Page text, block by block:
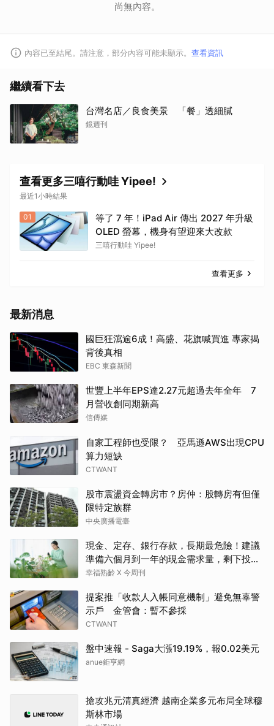
尚無內容。
內容已至結尾。請注意，部分內容可能未顯示。 查看資訊
繼續看下去
台灣名店／良食美景 「餐」透細膩
鏡週刊
查看更多三嘻行動哇 Yipee!
最近1小時結果
01
等了 7 年！iPad Air 傳出 2027 年升級
OLED 螢幕，機身有望迎來大改款
三嘻行動哇 Yipee!
查看更多
最新消息
國巨狂瀉逾6成！高盛、花旗喊買進 專家揭
背後真相
EBC 東森新聞
世豐上半年EPS達2.27元超過去年全年 7
月營收創同期新高
信傳媒
自家工程師也受限？ 亞馬遜AWS出現CPU
算力短缺
CTWANT
股市震盪資金轉房市？房仲：股轉房有但僅
限特定族群
中央廣播電臺
現金、定存、銀行存款，長期最危險！建議
準備六個月到一年的現金需求量，剩下投資
這2個
幸福熟齡 X 今周刊
提案推「收款人入帳同意機制」避免無辜警
示戶 金管會：暫不參採
CTWANT
盤中速報 - Saga大漲19.19%，報0.02美元
anue鉅亨網
搶攻兆元清真經濟 越南企業多元布局全球穆
斯林市場